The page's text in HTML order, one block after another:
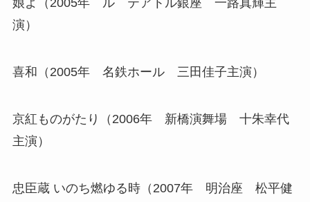
娘よ（2005年 ル テアトル銀座 一路真輝主
演）
喜和（2005年 名鉄ホール 三田佳子主演）
京紅ものがたり（2006年 新橋演舞場 十朱幸代
主演）
忠臣蔵 いのち燃ゆる時（2007年 明治座 松平健